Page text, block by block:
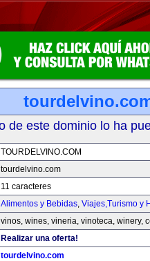
de este dominio lo ha
TOURDELVINO.COM
tourdelvino.com
11 caracteres
Alimentos y Bebidas, Viajes,Turismo y
vinos, wines, vineria, vinoteca, winery,
Realizar una oferta!
tourdelvino.com